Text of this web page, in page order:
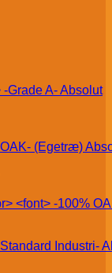
Absolut